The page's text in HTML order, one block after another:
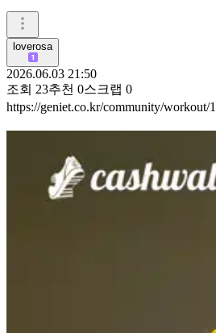
loverosa
2026.06.03 21:50
조회 23추천 0스크랩 0
https://geniet.co.kr/community/workout/